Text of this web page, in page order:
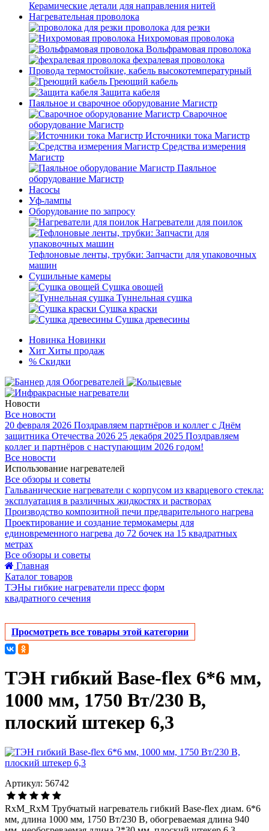
Керамические детали для направления нитей
Нагревательная проволока
проволока для резки
Нихромовая проволока
Вольфрамовая проволока
фехралевая проволока
Провода термостойкие, кабель высокотемпературный
Греющий кабель
Защита кабеля
Паяльное и сварочное оборудование Магистр
Сварочное
оборудование Магистр
Источники тока Магистр
Средства измерения
Магистр
Паяльное
оборудование Магистр
Насосы
Уф-лампы
Оборудование по запросу
Нагреватели для поилок
Тефлоновые ленты, трубки: Запчасти для упаковочных
машин
Сушильные камеры
Сушка овощей
Туннельная сушка
Сушка краски
Сушка древесины
Новинка Новинки
Хит Хиты продаж
% Скидки
Новости
Все новости
20 февраля 2026 Поздравляем партнёров и коллег с Днём
защитника Отечества 2026 25 декабря 2025 Поздравляем
коллег и партнёров с наступающим 2026 годом!
Все новости
Использование нагревателей
Все обзоры и советы
Гальванические нагреватели с корпусом из кварцевого стекла:
эксплуатация в различных жидкостях и растворах
Производство композитной печи предварительного нагрева
Проектирование и создание термокамеры для
единовременного нагрева до 72 бочек на 15 квадратных
метрах
Все обзоры и советы
Главная
Каталог товаров
ТЭНы гибкие нагреватели пресс форм
квадратного сечения
Просмотреть все товары этой категории
ТЭН гибкий Base-flex 6*6 мм,
1000 мм, 1750 Вт/230 В,
плоский штекер 6,3
Артикул: 56742
RxM_RxM Трубчатый нагреватель гибкий Base-flex диам. 6*6
мм, длина 1000 мм, 1750 Вт/230 В, обогреваемая длина 940